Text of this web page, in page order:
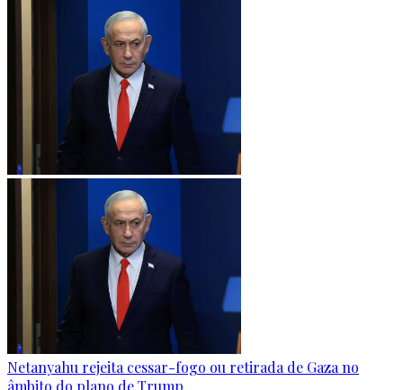
Netanyahu rejeita cessar-fogo ou retirada de Gaza no
âmbito do plano de Trump